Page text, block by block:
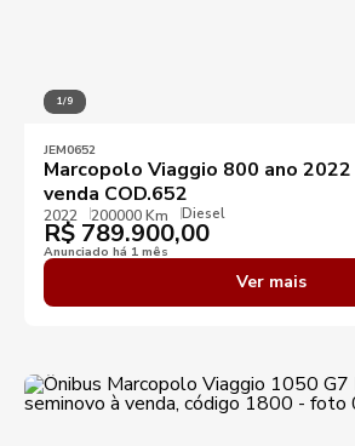
1/9
JEM0652
Marcopolo Viaggio 800 ano 2022
venda COD.652
2022 200000 Km Diesel
R$ 789.900,00
Anunciado há 1 mês
Ver mais